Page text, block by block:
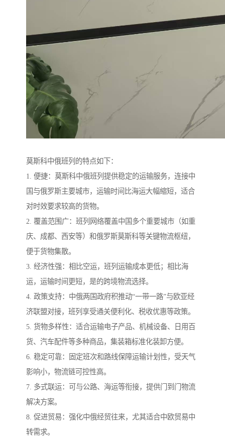
莫斯科中俄班列的特点如下：
1. 便捷：莫斯科中俄班列提供稳定的运输服务，连接中
国与俄罗斯主要城市，运输时间比海运大幅缩短，适合
对时效要求较高的货物。
2. 覆盖范围广：班列网络覆盖中国多个重要城市（如重
庆、成都、西安等）和俄罗斯莫斯科等关键物流枢纽，
便于货物集散。
3. 经济性强：相比空运，班列运输成本更低；相比海
运，运输时间更短，是的跨境物流选择。
4. 政策支持：中俄两国政府积推动“一带一路”与欧亚经
济联盟对接，班列享受通关便利化、税收优惠等政策。
5. 货物多样性：适合运输电子产品、机械设备、日用百
货、汽车配件等多种商品，集装箱标准化装卸方便。
6. 稳定可靠：固定班次和路线保障运输计划性，受天气
影响小，物流链可控性高。
7. 多式联运：可与公路、海运等衔接，提供门到门物流
解决方案。
8. 促进贸易：强化中俄经贸往来，尤其适合中欧贸易中
转需求。